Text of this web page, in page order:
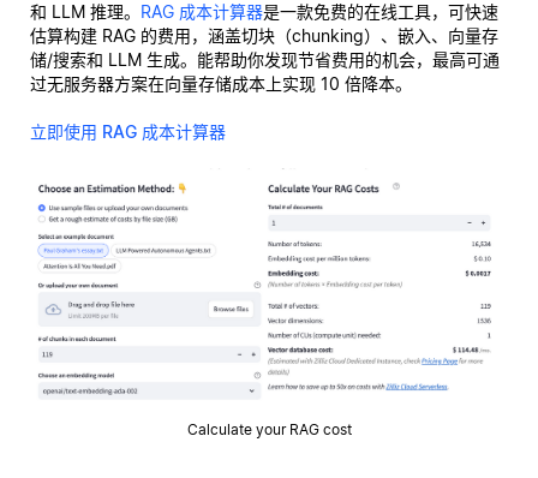
和 LLM 推理。 RAG 成本计算器是一款免费的在线工具，可快速
估算构建 RAG 的费用，涵盖切块（chunking）、嵌入、向量存
储/搜索和 LLM 生成。能帮助你发现节省费用的机会，最高可通
过无服务器方案在向量存储成本上实现 10 倍降本。
立即使用 RAG 成本计算器
Calculate your RAG cost